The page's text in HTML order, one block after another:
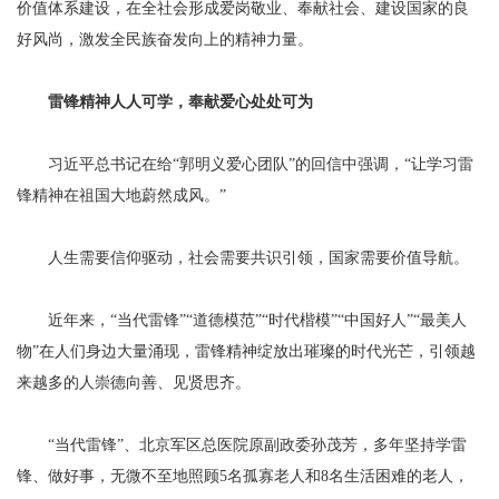
价值体系建设，在全社会形成爱岗敬业、奉献社会、建设国家的良
好风尚，激发全民族奋发向上的精神力量。
雷锋精神人人可学，奉献爱心处处可为
习近平总书记在给“郭明义爱心团队”的回信中强调，“让学习雷
锋精神在祖国大地蔚然成风。”
人生需要信仰驱动，社会需要共识引领，国家需要价值导航。
近年来，“当代雷锋”“道德模范”“时代楷模”“中国好人”“最美人
物”在人们身边大量涌现，雷锋精神绽放出璀璨的时代光芒，引领越
来越多的人崇德向善、见贤思齐。
“当代雷锋”、北京军区总医院原副政委孙茂芳，多年坚持学雷
锋、做好事，无微不至地照顾5名孤寡老人和8名生活困难的老人，